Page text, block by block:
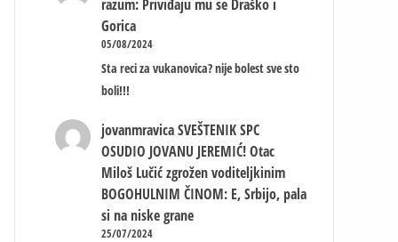
razum: Priviđaju mu se Draško i
Gorica
05/08/2024
Sta reci za vukanovica? nije bolest sve sto
boli!!!
jovanmravica SVEŠTENIK SPC
OSUDIO JOVANU JEREMIĆ! Otac
Miloš Lučić zgrožen voditeljkinim
BOGOHULNIM ČINOM: E, Srbijo, pala
si na niske grane
25/07/2024